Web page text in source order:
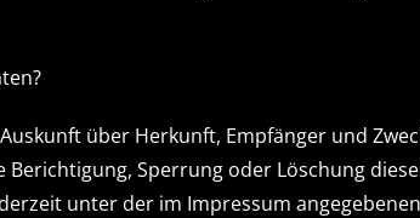
über Herkunft, Empfänger und
Sperrung oder Löschung
unter der im Impressum